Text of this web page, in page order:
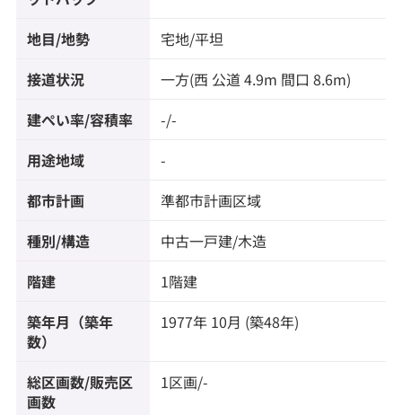
地目/地勢 宅地/平坦
接道状況 一方(西 公道 4.9m 間口 8.6m)
建ぺい率/容積率 -/-
用途地域 -
都市計画 準都市計画区域
種別/構造 中古一戸建/木造
階建 1階建
築年月（築年
数）
1977年 10月 (築48年)
総区画数/販売区
画数
1区画/-